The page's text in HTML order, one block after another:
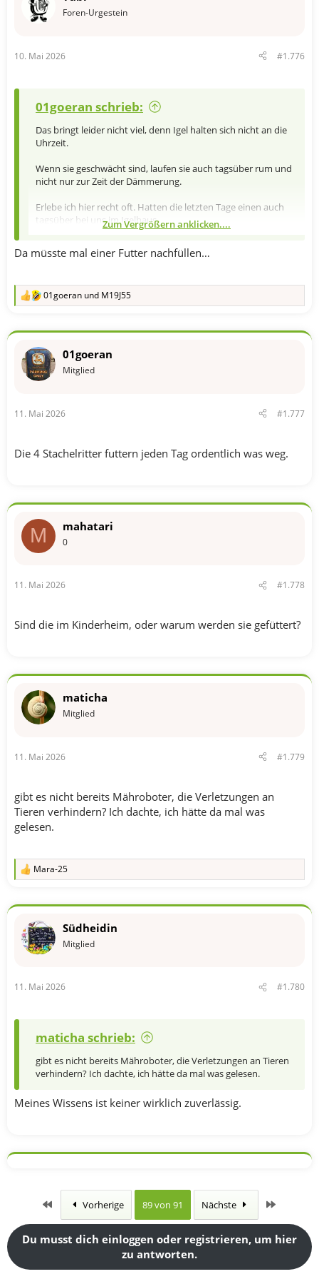
:
Foren-Urgestein
10. Mai 2026 #1.776
01goeran schrieb:
Das bringt leider nicht viel, denn Igel halten sich nicht an die
Uhrzeit.
Wenn sie geschwächt sind, laufen sie auch tagsüber rum und
nicht nur zur Zeit der Dämmerung.
Erlebe ich hier recht oft. Hatten die letzten Tage einen auch
tagsüber bei uns im Igelhaus.
Man sieht auf dem Videos die Uhrzeit und das Tageslicht.
Anhang anzeigen 824898Anhang anzeigen 824897
Zum Vergrößern anklicken....
Da müsste mal einer Futter nachfüllen…
R
k
o
:
01goeran und M19J55
01goeran
Mitglied
11. Mai 2026 #1.777
Die 4 Stachelritter futtern jeden Tag ordentlich was weg.
M mahatari
0
11. Mai 2026 #1.778
Sind die im Kinderheim, oder warum werden sie gefüttert?
maticha
Mitglied
11. Mai 2026 #1.779
gibt es nicht bereits Mähroboter, die Verletzungen an
Tieren verhindern? Ich dachte, ich hätte da mal was
gelesen.
R
k
o
:
Mara-25
Südheidin
Mitglied
11. Mai 2026 #1.780
maticha schrieb:
gibt es nicht bereits Mähroboter, die Verletzungen an Tieren
verhindern? Ich dachte, ich hätte da mal was gelesen.
Meines Wissens ist keiner wirklich zuverlässig.
Erste Vorherige 89 von 91 Nächste
Du musst dich einloggen oder registrieren, um hier
zu antworten.